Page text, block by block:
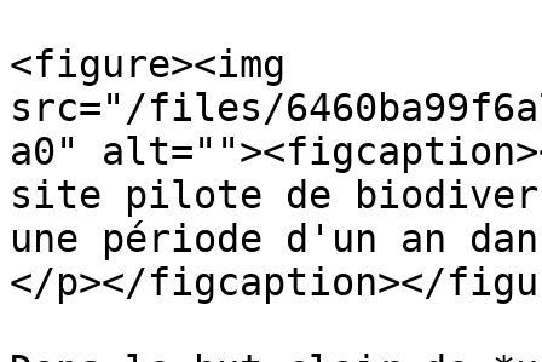
<figure><img
src="/files/
a0"
site pilote de
une période d'un an
</p></figcaption></